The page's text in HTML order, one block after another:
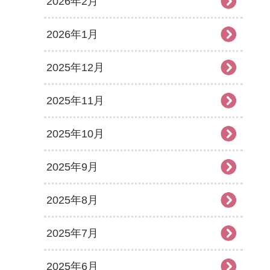
2026年1月
2025年12月
2025年11月
2025年10月
2025年9月
2025年8月
2025年7月
2025年6月